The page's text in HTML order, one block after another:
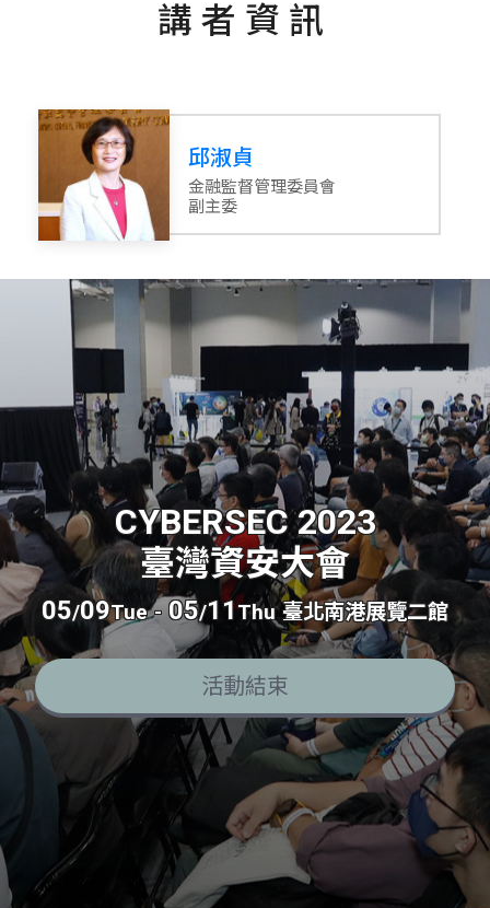
講者資訊
邱淑貞
金融監督管理委員會
副主委
CYBERSEC 2023
臺灣資安大會
05/09Tue - 05/11Thu 臺北南港展覽二館
活動結束